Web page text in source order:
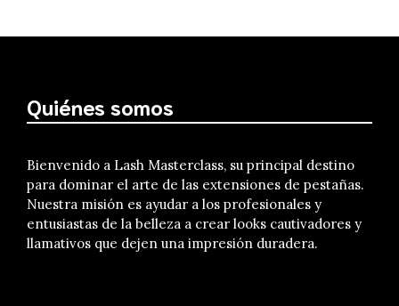
Quiénes somos
Bienvenido a Lash Masterclass, su principal destino
para dominar el arte de las extensiones de pestañas.
Nuestra misión es ayudar a los profesionales y
entusiastas de la belleza a crear looks cautivadores y
llamativos que dejen una impresión duradera.